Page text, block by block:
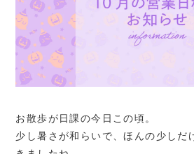
お散歩が日課の今日この頃。
少し暑さが和らいで、ほんの少しだ